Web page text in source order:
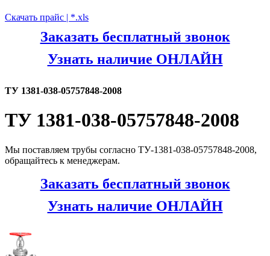
Скачать прайс | *.xls
Заказать бесплатный звонок
Узнать наличие ОНЛАЙН
ТУ 1381-038-05757848-2008
ТУ 1381-038-05757848-2008
Мы поставляем трубы согласно ТУ-1381-038-05757848-2008,
обращайтесь к менеджерам.
Заказать бесплатный звонок
Узнать наличие ОНЛАЙН